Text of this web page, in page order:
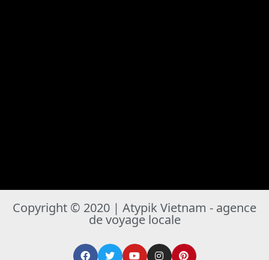
Copyright © 2020 | Atypik Vietnam - agence
de voyage locale